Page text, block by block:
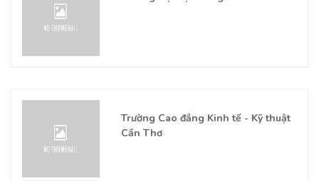
Trường Cao đẳng Kinh tế - Kỹ thuật
Cần Thơ